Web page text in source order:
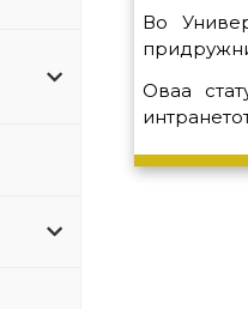
Во
Оваа